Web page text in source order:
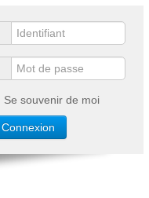
Se souvenir de moi